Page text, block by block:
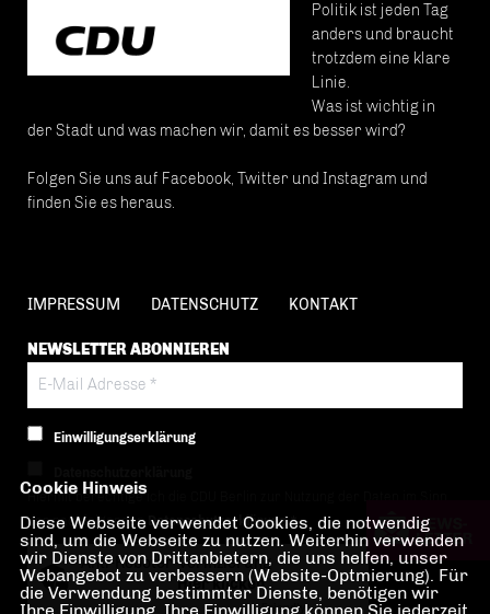
Politik ist jeden Tag
anders und braucht
trotzdem eine klare
Linie.
Was ist wichtig in
der Stadt und was machen wir, damit es besser wird?
Folgen Sie uns auf Facebook, Twitter und Instagram und
finden Sie es heraus.
IMPRESSUM DATENSCHUTZ KONTAKT
NEWSLETTER ABONNIEREN
Einwilligungserklärung
Hiermit berechtige ich die CDU Berlin zur Nutzung der Daten im Sinn
der nachfolgenden Datenschutzerklärung.*
Anti-Roboter-Verifizierung
Hier klicken
Friendly Captcha ⇗
Cookie Hinweis
Diese Webseite verwendet Cookies, die notwendig
sind, um die Webseite zu nutzen. Weiterhin verwenden
wir Dienste von Drittanbietern, die uns helfen, unser
Webangebot zu verbessern (Website-Optmierung). Für
die Verwendung bestimmter Dienste, benötigen wir